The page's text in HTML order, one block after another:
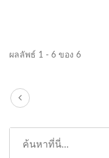
ผลลัพธ์ 1 - 6 ของ 6